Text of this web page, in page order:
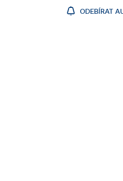
ODEBÍRAT